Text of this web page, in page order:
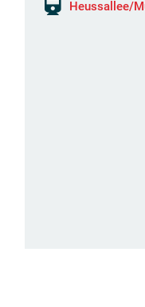
Heussallee/